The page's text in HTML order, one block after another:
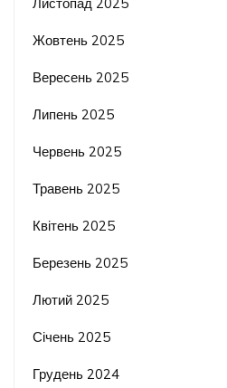
Жовтень 2025
Вересень 2025
Липень 2025
Червень 2025
Травень 2025
Квітень 2025
Березень 2025
Лютий 2025
Січень 2025
Грудень 2024